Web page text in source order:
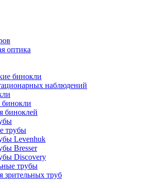
оптика
бинокли
наблюдений
бинокли
биноклей
трубы
Levenhuk
Bresser
Discovery
трубы
зрительных труб